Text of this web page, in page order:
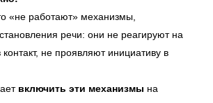
«не работают» механизмы,
речи: они не реагируют на
не проявляют инициативу в
включить эти механизмы на